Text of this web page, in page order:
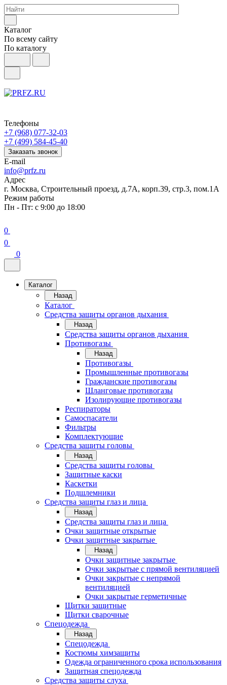
Каталог
По всему сайту
По каталогу
Телефоны
+7 (968) 077-32-03
+7 (499) 584-45-40
Заказать звонок
E-mail
info@prfz.ru
Адрес
г. Москва, Строительный проезд, д.7А, корп.39, стр.3, пом.1А
Режим работы
Пн - Пт: с 9:00 до 18:00
0
0
0
Каталог
Назад
Каталог
Средства защиты органов дыхания
Назад
Средства защиты органов дыхания
Противогазы
Назад
Противогазы
Промышленные противогазы
Гражданские противогазы
Шланговые противогазы
Изолирующие противогазы
Респираторы
Самоспасатели
Фильтры
Комплектующие
Средства защиты головы
Назад
Средства защиты головы
Защитные каски
Каскетки
Подшлемники
Средства защиты глаз и лица
Назад
Средства защиты глаз и лица
Очки защитные открытые
Очки защитные закрытые
Назад
Очки защитные закрытые
Очки закрытые с прямой вентиляцией
Очки закрытые с непрямой
вентиляцией
Очки закрытые герметичные
Щитки защитные
Щитки сварочные
Спецодежда
Назад
Спецодежда
Костюмы химзащиты
Одежда ограниченного срока использования
Защитная спецодежда
Средства защиты слуха